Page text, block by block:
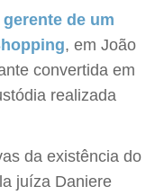
de um
, em João
convertida em
realizada
da existência do
juíza Daniere